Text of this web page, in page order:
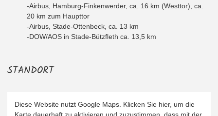
-Airbus, Hamburg-Finkenwerder, ca. 16 km (Westtor), ca.
20 km zum Haupttor
-Airbus, Stade-Ottenbeck, ca. 13 km
-DOW/AOS in Stade-Bützfleth ca. 13,5 km
STANDORT
Diese Website nutzt Google Maps. Klicken Sie hier, um die